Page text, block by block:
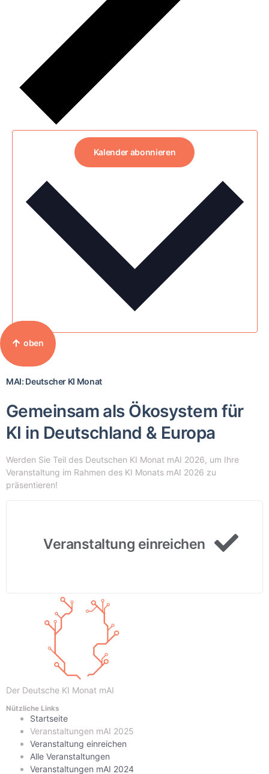
Kalender abonnieren
oben
MAI: Deutscher KI Monat
Gemeinsam als Ökosystem für
KI in Deutschland & Europa
Werden Sie Teil des Deutschen KI Monat mAI 2026, um Ihre
Veranstaltung im Rahmen des KI Monats mAI 2026 zu
präsentieren!
Veranstaltung einreichen
Der Deutsche KI Monat mAI
Nützliche Links
Startseite
Veranstaltungen mAI 2025
Veranstaltung einreichen
Alle Veranstaltungen
Veranstaltungen mAI 2024